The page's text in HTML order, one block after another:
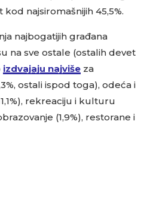
najsiromašnijih 45,5%.
najbogatijih građana
na sve ostale (ostalih devet
izdvajaju najviše za
ostali ispod toga), odeća i
rekreaciju i kulturu
(1,9%), restorane i